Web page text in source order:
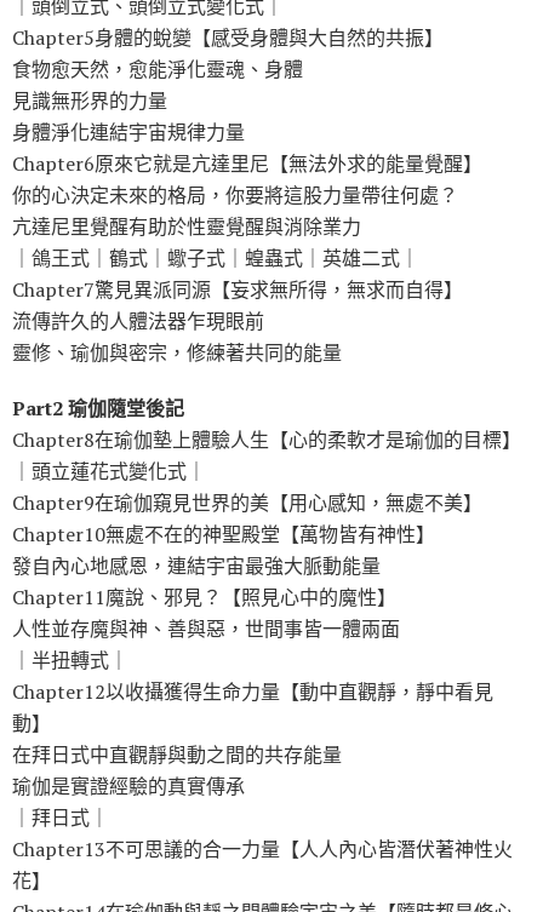
｜頭倒立式、頭倒立式變化式｜
Chapter5身體的蛻變【感受身體與大自然的共振】
食物愈天然，愈能淨化靈魂、身體
見識無形界的力量
身體淨化連結宇宙規律力量
Chapter6原來它就是亢達里尼【無法外求的能量覺醒】
你的心決定未來的格局，你要將這股力量帶往何處？
亢達尼里覺醒有助於性靈覺醒與消除業力
｜鴿王式｜鶴式｜蠍子式｜蝗蟲式｜英雄二式｜
Chapter7驚見異派同源【妄求無所得，無求而自得】
流傳許久的人體法器乍現眼前
靈修、瑜伽與密宗，修練著共同的能量
Part2 瑜伽隨堂後記
Chapter8在瑜伽墊上體驗人生【心的柔軟才是瑜伽的目標】
｜頭立蓮花式變化式｜
Chapter9在瑜伽窺見世界的美【用心感知，無處不美】
Chapter10無處不在的神聖殿堂【萬物皆有神性】
發自內心地感恩，連結宇宙最強大脈動能量
Chapter11魔說、邪見？【照見心中的魔性】
人性並存魔與神、善與惡，世間事皆一體兩面
｜半扭轉式｜
Chapter12以收攝獲得生命力量【動中直觀靜，靜中看見
動】
在拜日式中直觀靜與動之間的共存能量
瑜伽是實證經驗的真實傳承
｜拜日式｜
Chapter13不可思議的合一力量【人人內心皆潛伏著神性火
花】